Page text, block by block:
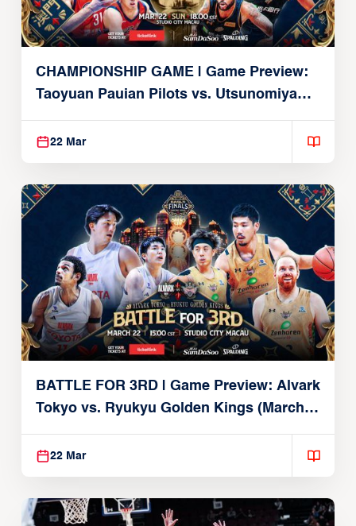
CHAMPIONSHIP GAME | Game Preview:
Taoyuan Pauian Pilots vs. Utsunomiya
Brex (March 22, 2026)
22 Mar
BATTLE FOR 3RD | Game Preview: Alvark
Tokyo vs. Ryukyu Golden Kings (March
22, 2026)
22 Mar